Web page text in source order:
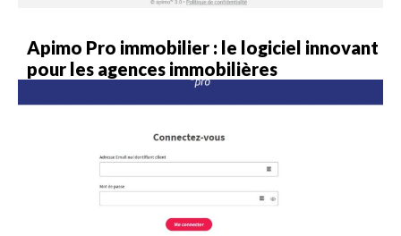
Apimo Pro immobilier : le logiciel innovant
pour les agences immobilières